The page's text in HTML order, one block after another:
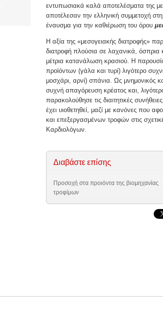
εντυπωσιακά καλά αποτελέσματα της
αποτέλεσαν την ελληνική συμμετοχή
έναυσμα για την καθιέρωση του όρου
Η αξία της «μεσογειακής διατροφής»
διατροφή πλούσια σε λαχανικά, όσπρια
μέτρια κατανάλωση κρασιού. Η
προϊόντων (γάλα και τυρί) λιγότερο
μοσχάρι, αρνί) σπάνια. Ως μνημονικός
συχνή απαγόρευση κρέατος και,
παρακολούθησε τις διαιτητικές
έχει υιοθετηθεί, μαζί με κανόνες που
και επεξεργασμένων τροφών στις
Καρδιολόγων.
Διαβάστε επίσης
Προσοχή στα προιόντα της βιομηχανίας
τροφίμων